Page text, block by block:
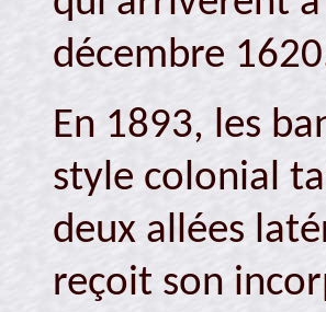
décembre
En 1893, les
style colonial
deux allées
reçoit son